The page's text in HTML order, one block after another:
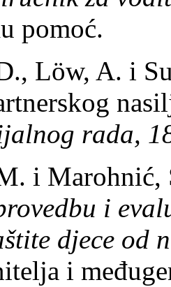
pomoć.
Löw, A. i
rada,
i Marohnić,
i
djece od
i